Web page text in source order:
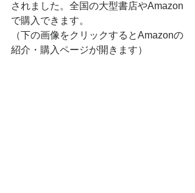
されました。全国の大型書店やAmazon
で購入できます。
（下の画像をクリックするとAmazonの
紹介・購入ページが開きます）